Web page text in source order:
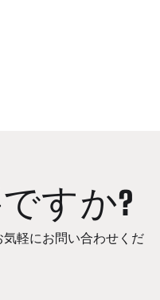
すか?
軽にお問い合わせくだ